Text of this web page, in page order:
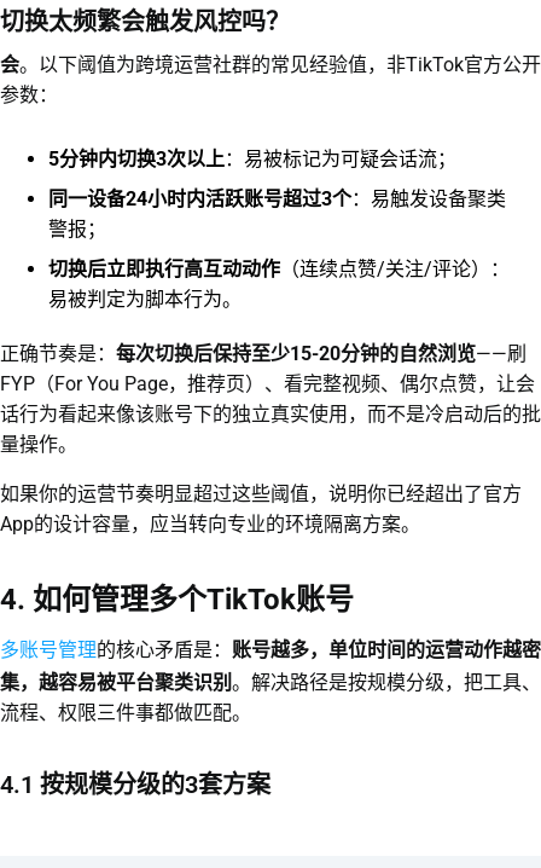
切换太频繁会触发风控吗？
会。以下阈值为跨境运营社群的常见经验值，非TikTok官方公开
参数：
5分钟内切换3次以上：易被标记为可疑会话流；
同一设备24小时内活跃账号超过3个：易触发设备聚类
警报；
切换后立即执行高互动动作 （连续点赞/关注/评论）：
易被判定为脚本行为。
正确节奏是： 每次切换后保持至少15-20分钟的自然浏览——刷
FYP（For You Page，推荐页）、看完整视频、偶尔点赞，让会
话行为看起来像该账号下的独立真实使用，而不是冷启动后的批
量操作。
如果你的运营节奏明显超过这些阈值，说明你已经超出了官方
App的设计容量，应当转向专业的环境隔离方案。
4. 如何管理多个TikTok账号
多账号管理的核心矛盾是： 账号越多，单位时间的运营动作越密
集，越容易被平台聚类识别 。解决路径是按规模分级，把工具、
流程、权限三件事都做匹配。
4.1 按规模分级的3套方案